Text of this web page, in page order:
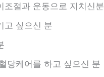
조절과 운동으로 지치신분
고 싶으신 분
당케어를 하고 싶으신 분